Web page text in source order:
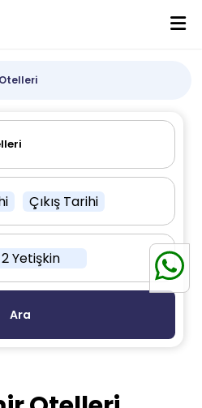
Çıkış Tarihi
2 Yetişkin
Ara